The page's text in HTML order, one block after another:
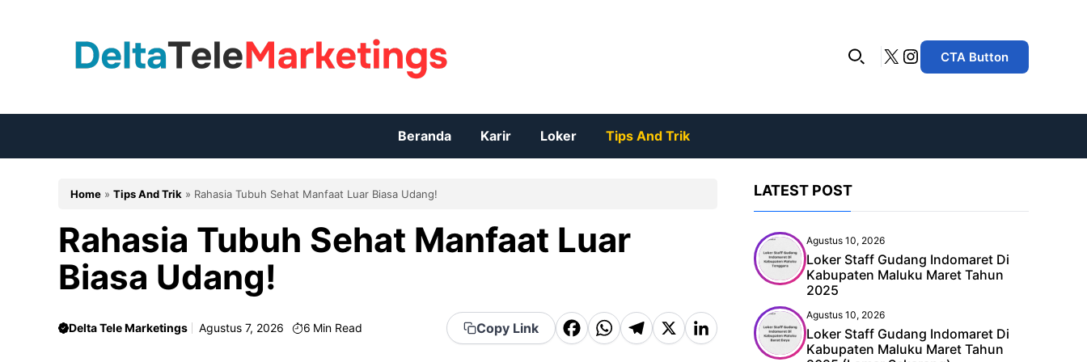
X Instagram
CTA Button
Beranda Karir Loker Tips And Trik
Home » Tips And Trik » Rahasia Tubuh Sehat Manfaat Luar Biasa Udang!
Rahasia Tubuh Sehat Manfaat Luar
Biasa Udang!
Delta Tele Marketings Agustus 7, 2026 6 Min Read Copy Link
F
a
W
h
T
el
X
Li
n
LATEST POST
Agustus 10, 2026
Loker Staff Gudang Indomaret Di
Kabupaten Maluku Maret Tahun
2025
Agustus 10, 2026
Loker Staff Gudang Indomaret Di
Kabupaten Maluku Maret Tahun